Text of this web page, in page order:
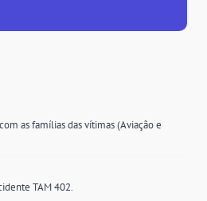
as famílias das vítimas (Aviação e
TAM 402.